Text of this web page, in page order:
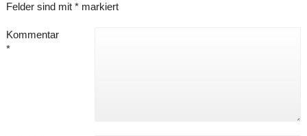
Felder sind mit *markiert
Kommentar
*